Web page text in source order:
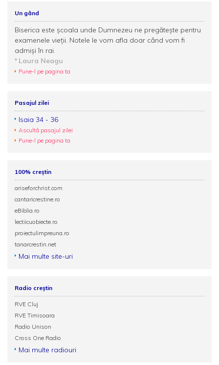
Un gând
Biserica este şcoala unde Dumnezeu ne pregăteşte pentru
examenele vieţii. Notele le vom afla doar când vom fi
admişi în rai.
Laura Neagu
Pune-l pe pagina ta
Pasajul zilei
Isaia 34 - 36
Ascultă pasajul zilei
Pune-l pe pagina ta
100% creștin
ariseforchrist.com
cantaricrestine.ro
eBiblia.ro
lectiicuobiecte.ro
proiectulimpreuna.ro
tanarcrestin.net
Mai multe site-uri
Radio creștin
RVE Cluj
RVE Timisoara
Radio Unison
Cross One Radio
Mai multe radiouri